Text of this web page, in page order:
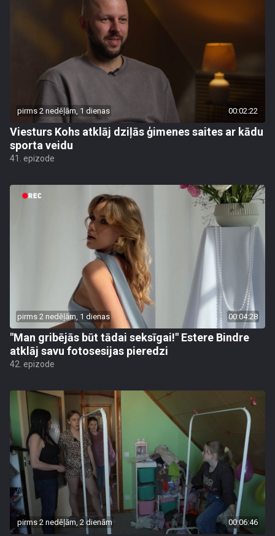
pirms 2 nedēļām, 1 dienas 00:02:22
Viesturs Kohs atklāj dziļās ģimenes saites ar kādu
sporta veidu
41. epizode
pirms 2 nedēļām, 1 dienas 00:04:28
"Man gribējās būt tādai seksīgai!" Estere Bindre
atklāj savu fotosesijas pieredzi
42. epizode
pirms 2 nedēļām, 2 dienām 00:06:46